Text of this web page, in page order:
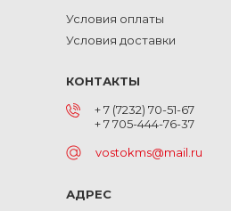
Условия оплаты
Условия доставки
КОНТАКТЫ
+ 7 (7232) 70-51-67
+ 7 705-444-76-37
vostokms@mail.ru
АДРЕС